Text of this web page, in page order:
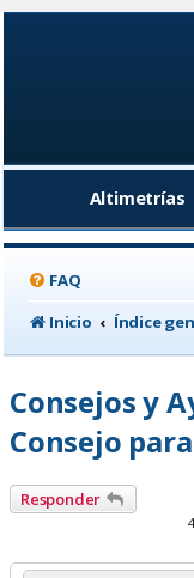
Altimetrías
FAQ
Inicio
Índice
Consejos y
Consejo
Responder